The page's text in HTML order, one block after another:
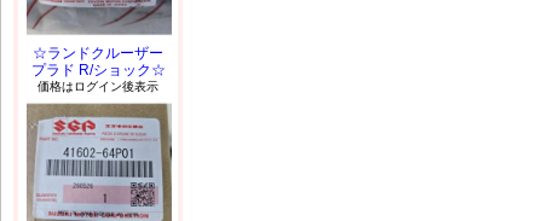
☆ランドクルーザー
プラド R/ショック☆
価格はログイン後表示